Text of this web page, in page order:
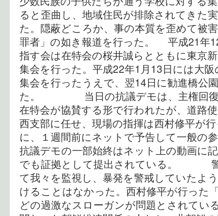
ると歪曲し、地域住民が排除されてきた
た。隠蔽どころか、事の本質を歪めて被
罪者」の如き報道を行った。 平成21年
指す会は在特会の桜井誠らとともに東京
集会を行った。平成22年1月13日には大
集会を行ったうえで、翌14日に勧進橋公
た。 当日の抗議デモは、主権回復
在特会が協賛する形で行われたが、道路
西支部に任せ、現場の指揮は西村修平が
に、１週間前にネットで予告して一般
抗議デモの一部始終はネット上の動画に
でも証拠として提出されている。 警
て我々を監視し、暴発を警戒していたよ
けることはなかった。西村修平が行った
どの過激なスローガンが問題とされてい